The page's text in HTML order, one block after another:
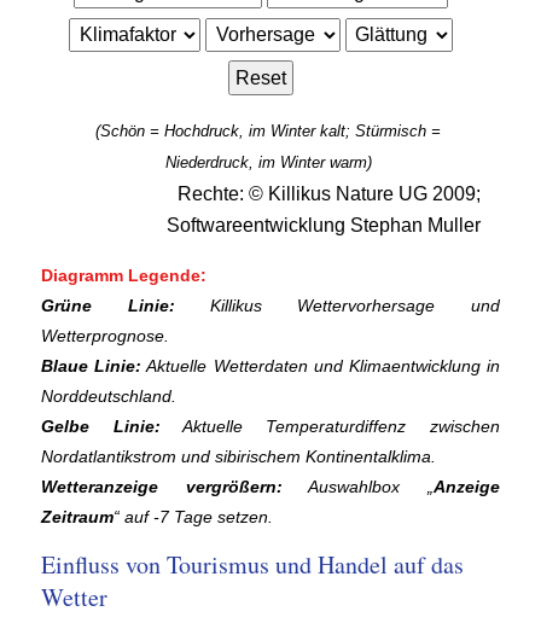
(Schön = Hochdruck, im Winter kalt; Stürmisch =
Niederdruck, im Winter warm)
Rechte: © Killikus Nature UG 2009;
Softwareentwicklung Stephan Muller
Diagramm Legende:
Grüne Linie: Killikus Wettervorhersage und
Wetterprognose.
Blaue Linie: Aktuelle Wetterdaten und Klimaentwicklung in
Norddeutschland.
Gelbe Linie: Aktuelle Temperaturdiffenz zwischen
Nordatlantikstrom und sibirischem Kontinentalklima.
Wetteranzeige vergrößern: Auswahlbox „ Anzeige
Zeitraum“ auf -7 Tage setzen.
Einfluss von Tourismus und Handel auf das
Wetter